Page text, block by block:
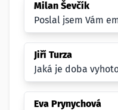
Milan Ševčík
Poslal jsem Vám
Jiří Turza
Jaká je doba
Eva Prynychová